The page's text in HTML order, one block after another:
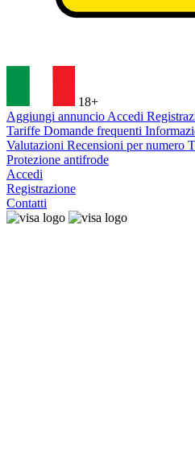
18+
Aggiungi annuncio Accedi
Tariffe Domande frequenti
Valutazioni Recensioni per numero
Protezione antifrode
Accedi
Registrazione
Contatti